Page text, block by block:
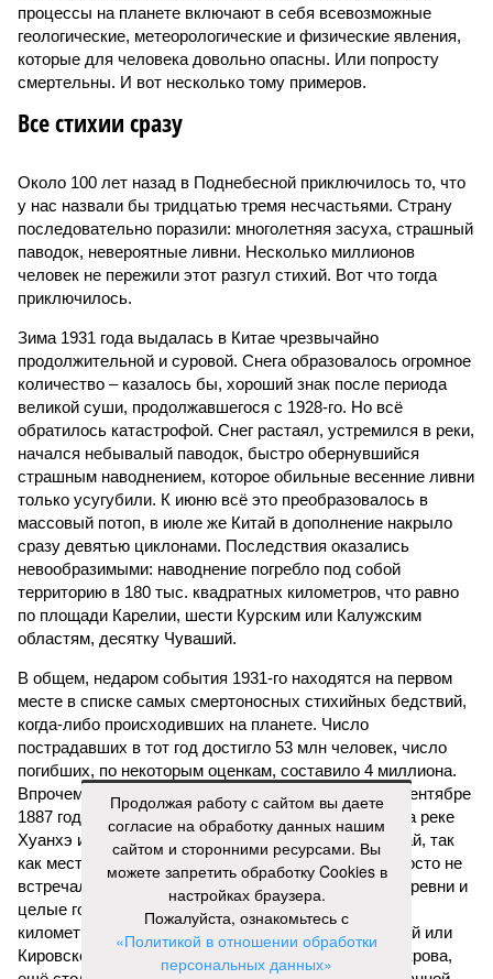
процессы на планете включают в себя всевозможные
геологические, метеорологические и физические явления,
которые для человека довольно опасны. Или попросту
смертельны. И вот несколько тому примеров.
Все стихии сразу
Около 100 лет назад в Поднебесной приключилось то, что
у нас назвали бы тридцатью тремя несчастьями. Страну
последовательно поразили: многолетняя засуха, страшный
паводок, невероятные ливни. Несколько миллионов
человек не пережили этот разгул стихий. Вот что тогда
приключилось.
Зима 1931 года выдалась в Китае чрезвычайно
продолжительной и суровой. Снега образовалось огромное
количество – казалось бы, хороший знак после периода
великой суши, продолжавшегося с 1928-го. Но всё
обратилось катастрофой. Снег растаял, устремился в реки,
начался небывалый паводок, быстро обернувшийся
страшным наводнением, которое обильные весенние ливни
только усугубили. К июню всё это преобразовалось в
массовый потоп, в июле же Китай в дополнение накрыло
сразу девятью циклонами. Последствия оказались
невообразимыми: наводнение погребло под собой
территорию в 180 тыс. квадратных километров, что равно
по площади Карелии, шести Курским или Калужским
областям, десятку Чуваший.
В общем, недаром события 1931-го находятся на первом
месте в списке самых смертоносных стихийных бедствий,
когда-либо происходивших на планете. Число
пострадавших в тот год достигло 53 млн человек, число
погибших, по некоторым оценкам, составило 4 миллиона.
Впрочем, для Китая подобное не в новинку. Так, в сентябре
1887 года вода прорвала многочисленные дамбы на реке
Хуанхэ и быстро залила почти весь Северный Китай, так
как местность там довольно низменная, и потоп просто не
встречал препятствий на своём пути, уничтожая деревни и
целые города. Водой залило 130 тыс. квадратных
километров (а это больше территорий Оренбургской или
Кировской областей), 2 млн человек остались без крова,
Продолжая работу с сайтом вы даете
согласие на обработку данных нашим
сайтом и сторонними ресурсами. Вы
можете запретить обработку Cookies в
настройках браузера.
Пожалуйста, ознакомьтесь с
«Политикой в отношении обработки
персональных данных»